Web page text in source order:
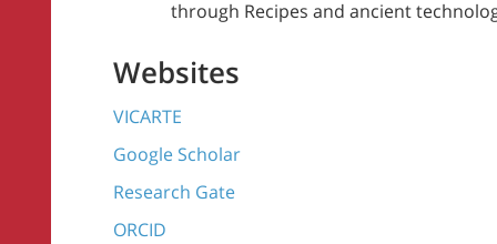
through Recipes and ancient
Websites
VICARTE
Google Scholar
Research Gate
ORCID